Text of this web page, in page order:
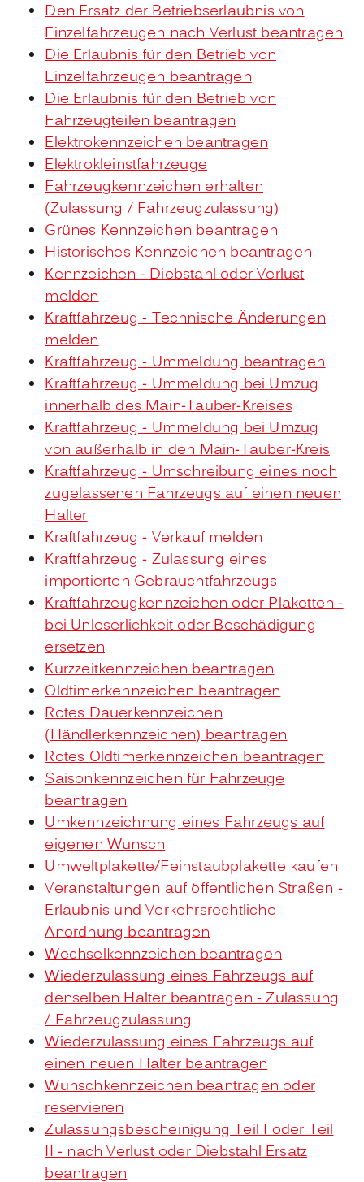
Den Ersatz der Betriebserlaubnis von
Einzelfahrzeugen nach Verlust beantragen
Die Erlaubnis für den Betrieb von
Einzelfahrzeugen beantragen
Die Erlaubnis für den Betrieb von
Fahrzeugteilen beantragen
Elektrokennzeichen beantragen
Elektrokleinstfahrzeuge
Fahrzeugkennzeichen erhalten
(Zulassung / Fahrzeugzulassung)
Grünes Kennzeichen beantragen
Historisches Kennzeichen beantragen
Kennzeichen - Diebstahl oder Verlust
melden
Kraftfahrzeug - Technische Änderungen
melden
Kraftfahrzeug - Ummeldung beantragen
Kraftfahrzeug - Ummeldung bei Umzug
innerhalb des Main-Tauber-Kreises
Kraftfahrzeug - Ummeldung bei Umzug
von außerhalb in den Main-Tauber-Kreis
Kraftfahrzeug - Umschreibung eines noch
zugelassenen Fahrzeugs auf einen neuen
Halter
Kraftfahrzeug - Verkauf melden
Kraftfahrzeug - Zulassung eines
importierten Gebrauchtfahrzeugs
Kraftfahrzeugkennzeichen oder Plaketten -
bei Unleserlichkeit oder Beschädigung
ersetzen
Kurzzeitkennzeichen beantragen
Oldtimerkennzeichen beantragen
Rotes Dauerkennzeichen
(Händlerkennzeichen) beantragen
Rotes Oldtimerkennzeichen beantragen
Saisonkennzeichen für Fahrzeuge
beantragen
Umkennzeichnung eines Fahrzeugs auf
eigenen Wunsch
Umweltplakette/Feinstaubplakette kaufen
Veranstaltungen auf öffentlichen Straßen -
Erlaubnis und Verkehrsrechtliche
Anordnung beantragen
Wechselkennzeichen beantragen
Wiederzulassung eines Fahrzeugs auf
denselben Halter beantragen - Zulassung
/ Fahrzeugzulassung
Wiederzulassung eines Fahrzeugs auf
einen neuen Halter beantragen
Wunschkennzeichen beantragen oder
reservieren
Zulassungsbescheinigung Teil I oder Teil
II - nach Verlust oder Diebstahl Ersatz
beantragen